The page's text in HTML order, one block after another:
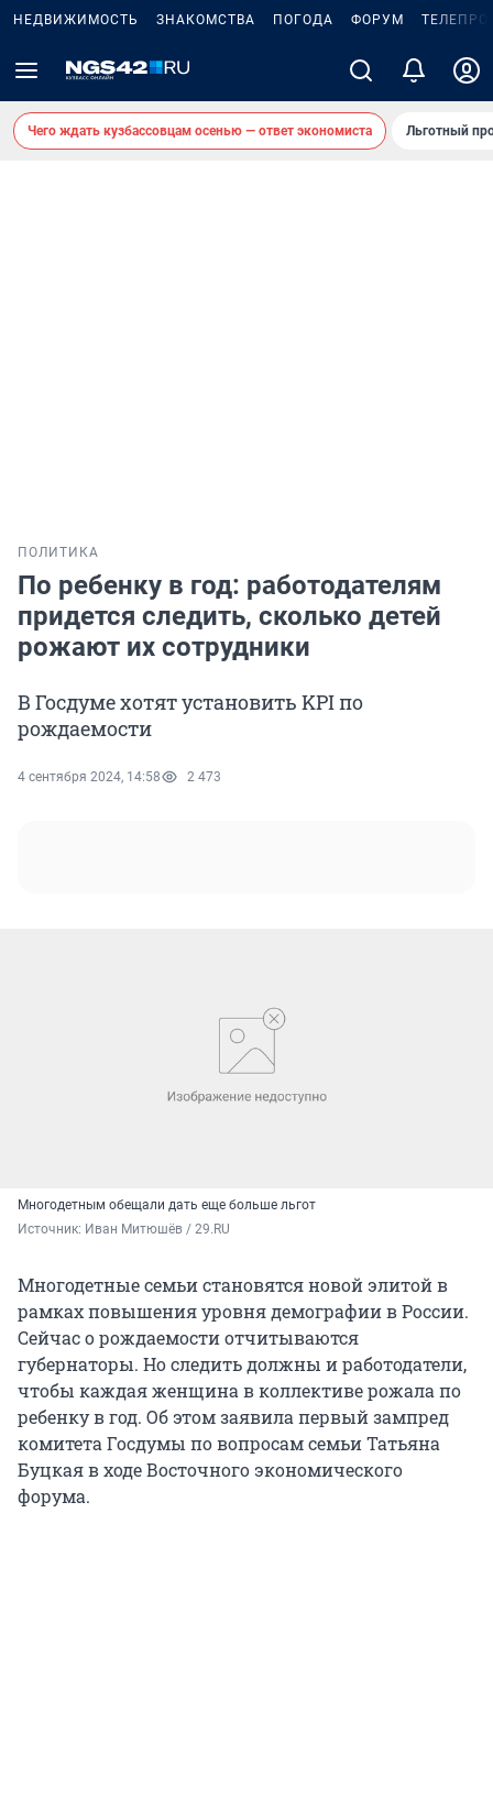
НЕДВИЖИМОСТЬ ЗНАКОМСТВА ПОГОДА ФОРУМ
Чего ждать кузбассовцам осенью — ответ экономиста Льготный
ПОЛИТИКА
По ребенку в год: работодателям
придется следить, сколько детей
рожают их сотрудники
В Госдуме хотят установить KPI по
рождаемости
4 сентября 2024, 14:58 2 473
Многодетным обещали дать еще больше льгот
Источник: Иван Митюшёв / 29.RU
Многодетные семьи становятся новой элитой в
рамках повышения уровня демографии в России.
Сейчас о рождаемости отчитываются
губернаторы. Но следить должны и работодатели,
чтобы каждая женщина в коллективе рожала по
ребенку в год. Об этом заявила первый зампред
комитета Госдумы по вопросам семьи Татьяна
Буцкая в ходе Восточного экономического
форума.